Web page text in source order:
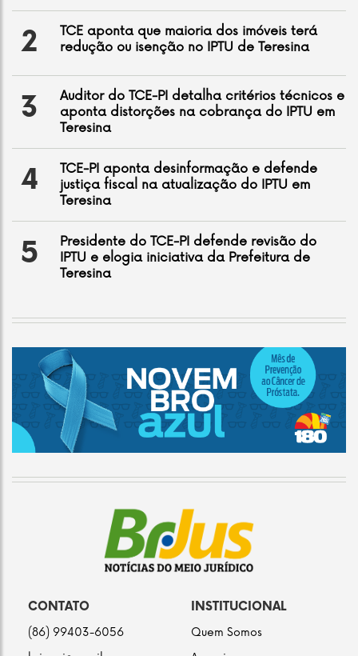
2
TCE aponta que maioria dos imóveis terá
redução ou isenção no IPTU de Teresina
3
Auditor do TCE-PI detalha critérios técnicos e
aponta distorções na cobrança do IPTU em
Teresina
4
TCE-PI aponta desinformação e defende
justiça fiscal na atualização do IPTU em
Teresina
5
Presidente do TCE-PI defende revisão do
IPTU e elogia iniciativa da Prefeitura de
Teresina
CONTATO
(86) 99403-6056
INSTITUCIONAL
Quem Somos